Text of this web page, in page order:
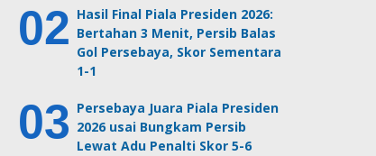
Hasil Final Piala Presiden 2026:
Bertahan 3 Menit, Persib Balas
Gol Persebaya, Skor Sementara
1-1
Persebaya Juara Piala Presiden
2026 usai Bungkam Persib
Lewat Adu Penalti Skor 5-6